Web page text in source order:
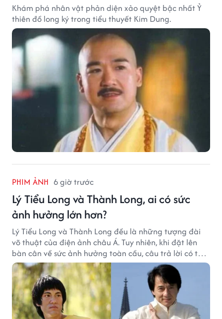
Khám phá nhân vật phản diện xảo quyệt bậc nhất Ỷ
thiên đồ long ký trong tiểu thuyết Kim Dung.
PHIM ẢNH 6 giờ trước
Lý Tiểu Long và Thành Long, ai có sức
ảnh hưởng lớn hơn?
Lý Tiểu Long và Thành Long đều là những tượng đài
võ thuật của điện ảnh châu Á. Tuy nhiên, khi đặt lên
bàn cân về sức ảnh hưởng toàn cầu, câu trả lời có thể
khiến nhiều khán giả bất ngờ.